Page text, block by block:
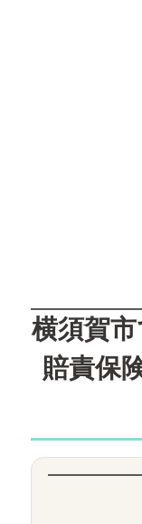
横須賀
賠責保